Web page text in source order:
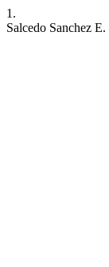
1.
Salcedo Sanchez